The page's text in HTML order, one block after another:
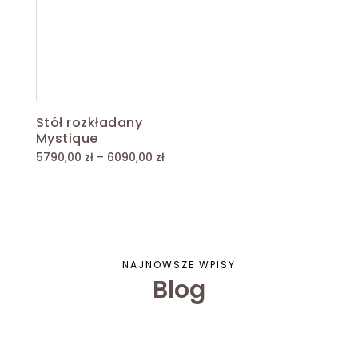
Stół rozkładany
Mystique
5790,00 zł – 6090,00 złZakres
6090,00 zł
NAJNOWSZE WPISY
Blog